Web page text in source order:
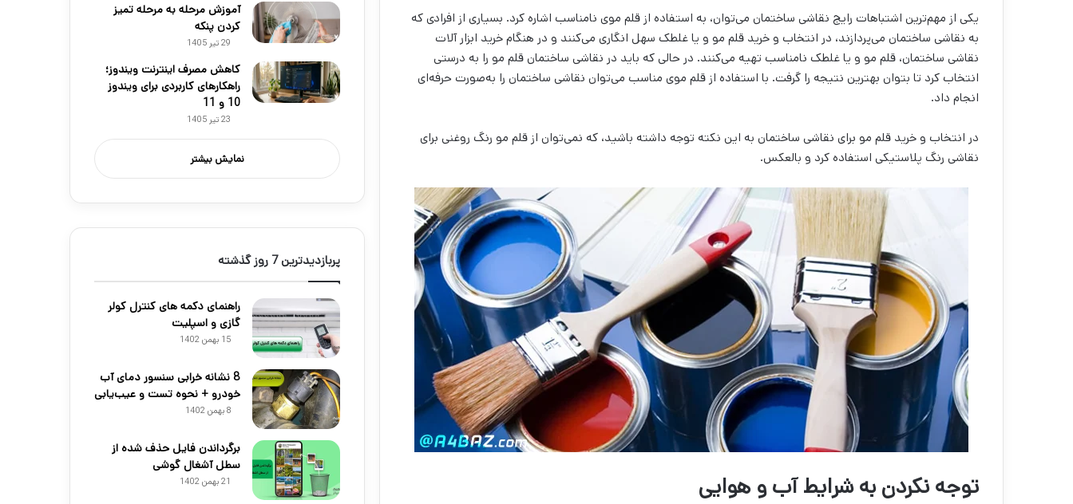
یکی از مهم‌‌ترین اشتباهات رایج نقاشی ساختمان می‌‌توان، به استفاده از قلم موی نامناسب اشاره کرد. بسیاری از افرادی که
به نقاشی ساختمان می‌‌پردازند، در انتخاب و خرید قلم مو و یا غلطک سهل انگاری می‌کنند و در هنگام خرید ابزار آلات
نقاشی ساختمان، قلم مو و یا غلطک نامناسب تهیه می‌‌کنند. در حالی که باید در نقاشی ساختمان قلم مو را به درستی
انتخاب کرد تا بتوان بهترین نتیجه را گرفت. با استفاده از قلم موی مناسب می‌‌توان نقاشی ساختمان را به‌صورت حرفه‌‌ای
انجام داد.
در انتخاب و خرید قلم مو برای نقاشی ساختمان به این نکته توجه داشته باشید، که نمی‌‌توان از قلم مو رنگ روغنی برای
نقاشی رنگ پلاستیکی استفاده کرد و بالعکس.
توجه نکردن به شرایط آب و هوایی
آموزش مرحله به مرحله تمیز
کردن پنکه
29 تیر 1405
کاهش مصرف اینترنت ویندوز؛
راهکارهای کاربردی برای ویندوز
10 و 11
23 تیر 1405
نمایش بیشتر
پربازدیدترین 7 روز گذشته
راهنمای دکمه های کنترل کولر
گازی و اسپلیت
15 بهمن 1402
8 نشانه خرابی سنسور دمای آب
خودرو + نحوه تست و عیب‌یابی
8 بهمن 1402
برگرداندن فایل حذف شده از
سطل آشغال گوشی
21 بهمن 1402